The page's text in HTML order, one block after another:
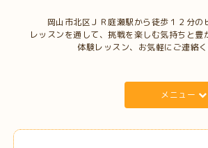
岡山市北区ＪＲ庭瀬駅から徒歩１２分の
レッスンを通して、挑戦を楽しむ気持ちと豊
体験レッスン、お気軽にご連絡
メニュー